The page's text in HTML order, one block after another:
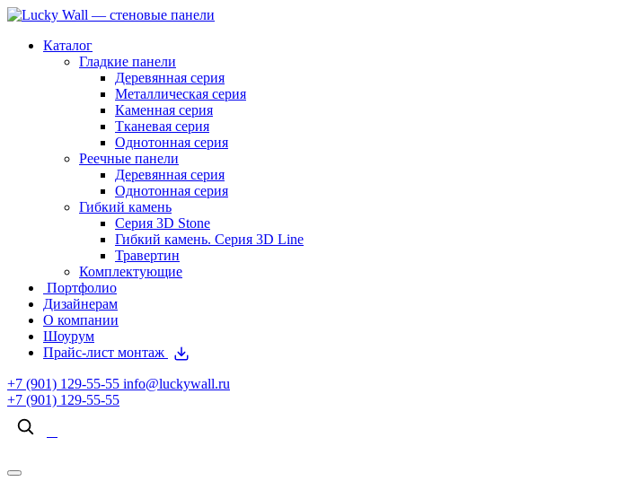
Каталог
Гладкие панели
Деревянная серия
Металлическая серия
Каменная серия
Тканевая серия
Однотонная серия
Реечные панели
Деревянная серия
Однотонная серия
Гибкий камень
Серия 3D Stone
Гибкий камень. Серия 3D Line
Травертин
Комплектующие
Портфолио
Дизайнерам
О компании
Шоурум
Прайс-лист монтаж
+7 (901) 129-55-55 info@luckywall.ru
+7 (901) 129-55-55